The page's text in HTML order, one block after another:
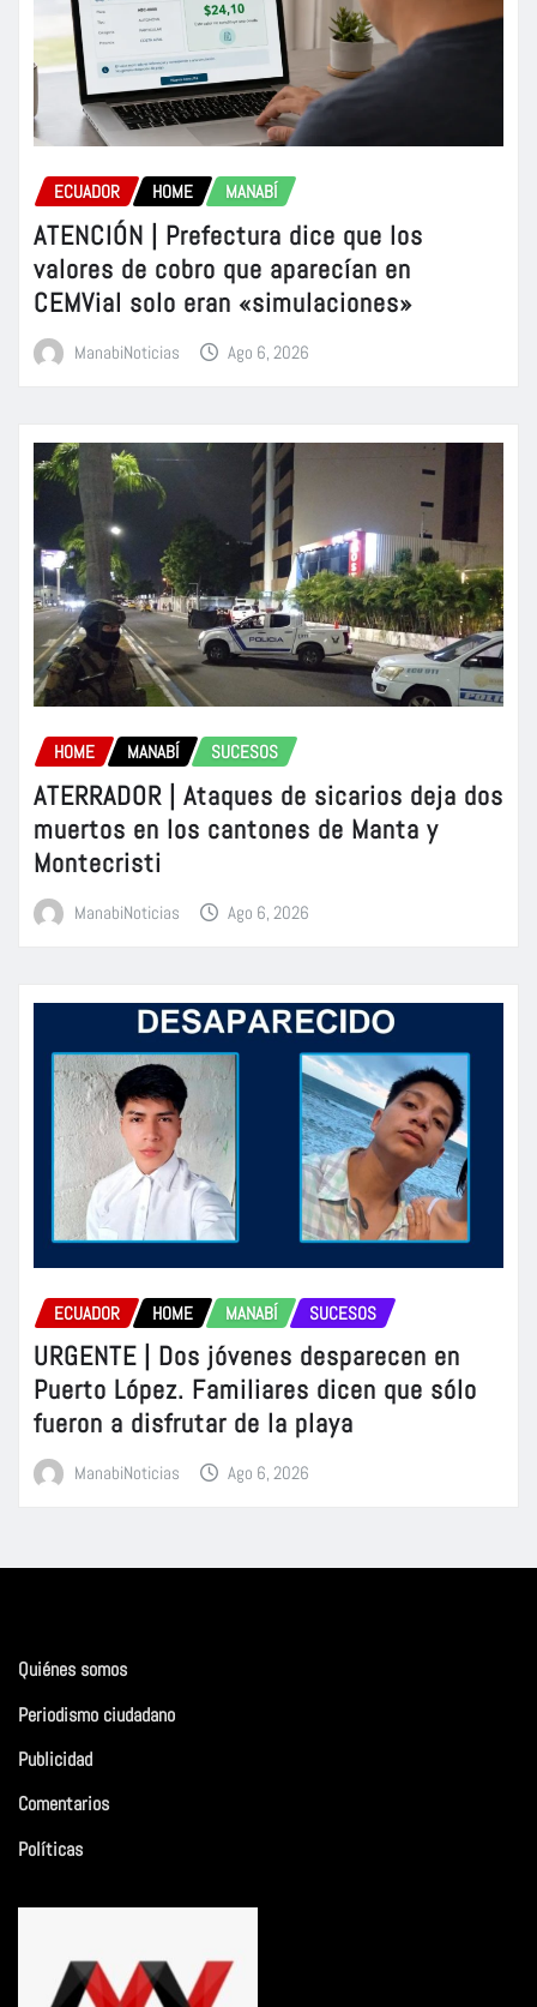
ECUADOR HOME MANABÍ
ATENCIÓN | Prefectura dice que los
valores de cobro que aparecían en
CEMVial solo eran «simulaciones»
ManabiNoticias Ago 6, 2026
HOME MANABÍ SUCESOS
ATERRADOR | Ataques de sicarios deja dos
muertos en los cantones de Manta y
Montecristi
ManabiNoticias Ago 6, 2026
ECUADOR HOME MANABÍ SUCESOS
URGENTE | Dos jóvenes desparecen en
Puerto López. Familiares dicen que sólo
fueron a disfrutar de la playa
ManabiNoticias Ago 6, 2026
Quiénes somos
Periodismo ciudadano
Publicidad
Comentarios
Políticas